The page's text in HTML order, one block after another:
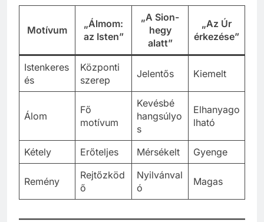
Motívum
„Álmom:
az Isten”
„A Sion-
hegy
alatt”
„Az Úr
érkezése”
Istenkeres
és
Központi
szerep
Jelentős Kiemelt
Álom
Fő
motívum
Kevésbé
hangsúlyo
s
Elhanyago
lható
Kétely Erőteljes Mérsékelt Gyenge
Remény
Rejtőzköd
ő
Nyilvánval
ó
Magas